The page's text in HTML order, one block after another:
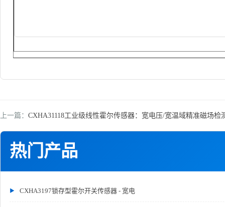
热门产品
CXHA3197锁存型霍尔开关传感器 - 宽电
上一篇： CXHA31118工业级线性霍尔传感器：宽电压/宽温域精准磁场检